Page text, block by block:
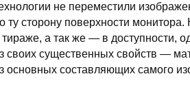
не переместили
ту сторону поверхности
тираже, а так же — в доступности,
своих существенных свойств —
основных составляющих самого